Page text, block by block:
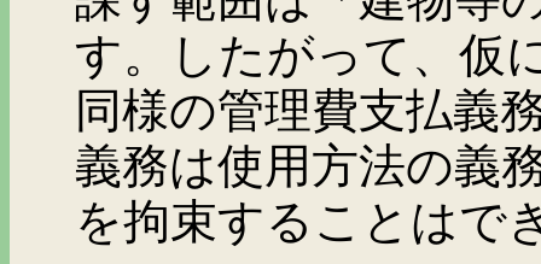
す。したがって、仮
同様の管理費支払義
義務は使用方法の義
を拘束することはで